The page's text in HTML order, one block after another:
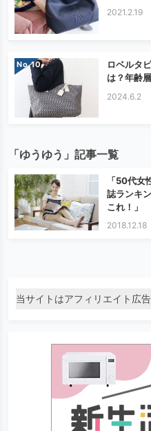
2021.2.19
No.
ロベルタ
は？年齢
2024.6.2
「ゆうゆう」記事一覧
「50代女
誌ランキ
これ！」
2018.12.18
当サイトはアフィリエイト広